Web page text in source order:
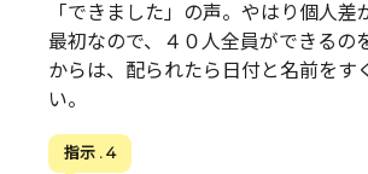
「できました」の声。やはり個人差
最初なので、４０人全員ができるの
からは、配られたら日付と名前をす
い。
指示 . 4